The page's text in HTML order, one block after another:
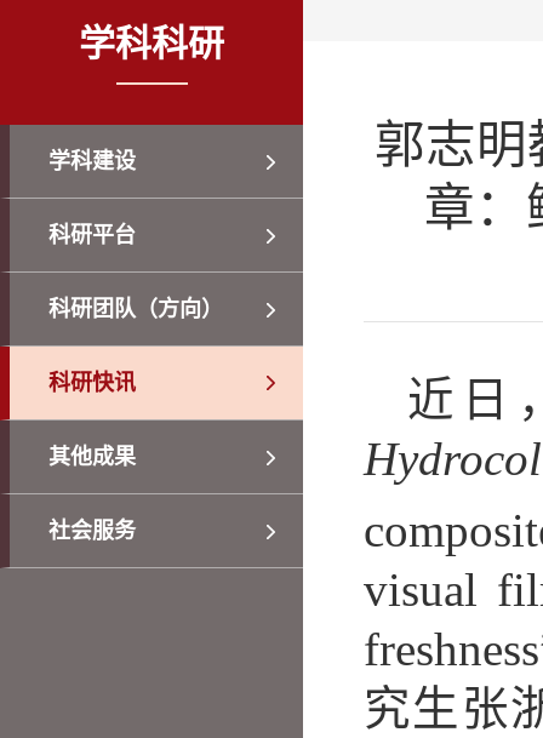
学科科研
学科建设
科研平台
科研团队（方向）
科研快讯
其他成果
社会服务
郭志明
章：
近日
visual
究生张